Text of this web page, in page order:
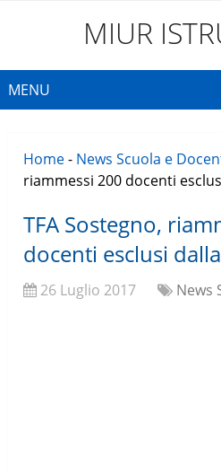
MIUR
MENU
Home- News Scuola e
riammessi 200 docenti
TFA Sostegno,
docenti esclusi
26 Luglio 2017 News